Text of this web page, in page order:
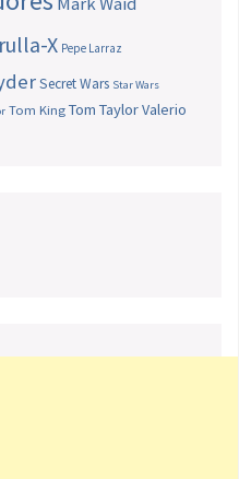
X Pepe Larraz
Secret Wars Star Wars
Tom King Tom TaylorValerio